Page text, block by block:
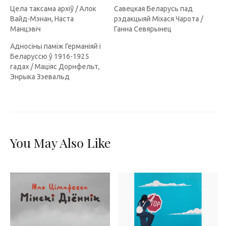
Цела таксама архіў / Алок
Вайд-Мэнан, Наста
Манцэвіч
Савецкая Беларусь пад
рэдакцыяй Міхася Чарота /
Ганна Севярынец
Адносіны паміж Германіяй і
Беларуссю ў 1916-1925
гадах / Маціяс Дорнфельт,
Энрыка Зэевальд
You May Also Like